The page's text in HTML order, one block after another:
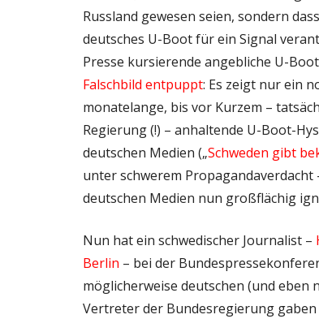
Russland gewesen seien, sondern
deutsches U-Boot für ein Signal
Presse kursierende angebliche U-
Falschbild entpuppt: Es zeigt nur ein
monatelange, bis vor Kurzem –
Regierung (!) – anhaltende U-Boot-
deutschen Medien („Schweden gibt
unter schwerem
deutschen Medien nun großflächig
Nun hat ein schwedischer Journalist –
Berlin – bei der
möglicherweise deutschen (und eben
Vertreter der Bundesregierung gaben